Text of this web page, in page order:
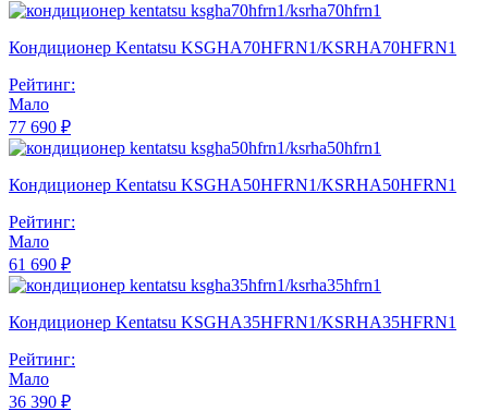
Кондиционер Kentatsu KSGHA70HFRN1/KSRHA70HFRN1
Рейтинг:
Мало
77 690 ₽
Кондиционер Kentatsu KSGHA50HFRN1/KSRHA50HFRN1
Рейтинг:
Мало
61 690 ₽
Кондиционер Kentatsu KSGHA35HFRN1/KSRHA35HFRN1
Рейтинг:
Мало
36 390 ₽